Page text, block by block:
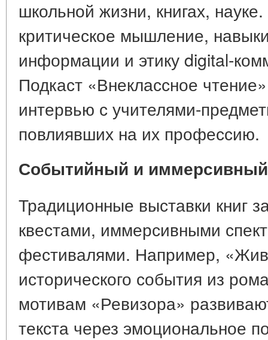
школьной жизни, книгах,
критическое мышление,
информации и этику digital-
Подкаст «Внеклассное
интервью с учителями-
повлиявших на их профессию.
Событийный и
Традиционные выставки книг
квестами, иммерсивными
фестивалями. Например,
исторического события из
мотивам «Ревизора»
текста через эмоциональное